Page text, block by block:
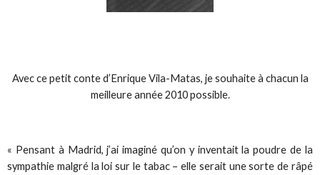
Avec ce petit conte d’Enrique Vila-Matas, je souhaite à chacun la
meilleure année 2010 possible.
« Pensant à Madrid, j’ai imaginé qu’on y inventait lapoudre de la
sympathie malgré la loi sur le tabac – elle serait une sorte de râpé